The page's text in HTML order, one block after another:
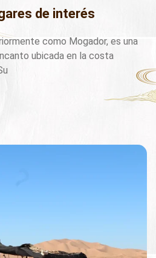
de interés
como Mogador, es una
ubicada en la costa